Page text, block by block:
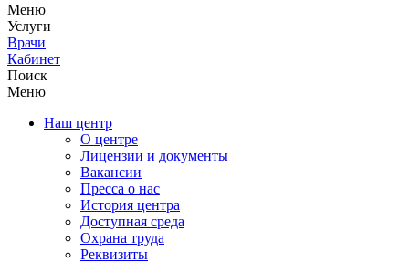
Меню
Услуги
Врачи
Кабинет
Поиск
Меню
Наш центр
О центре
Лицензии и документы
Вакансии
Пресса о нас
История центра
Доступная среда
Охрана труда
Реквизиты